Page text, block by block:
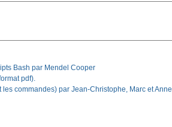
Bash par Mendel Cooper
pdf).
les commandes) par Jean-Christophe, Marc et Anne